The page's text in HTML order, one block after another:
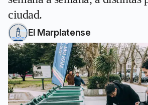
ciudad.
El Marplatense